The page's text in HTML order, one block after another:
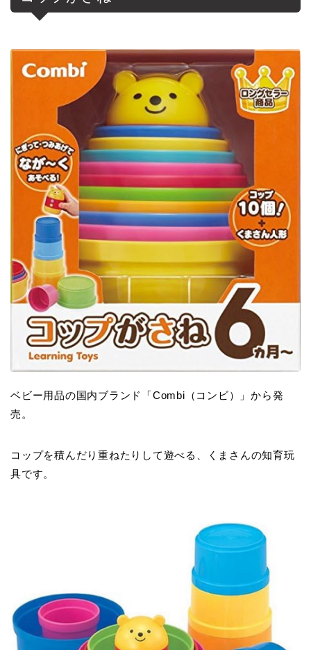
ベビー用品の国内ブランド「Combi（コンビ）」から発
売。
コップを積んだり重ねたりして遊べる、くまさんの知育玩
具です。